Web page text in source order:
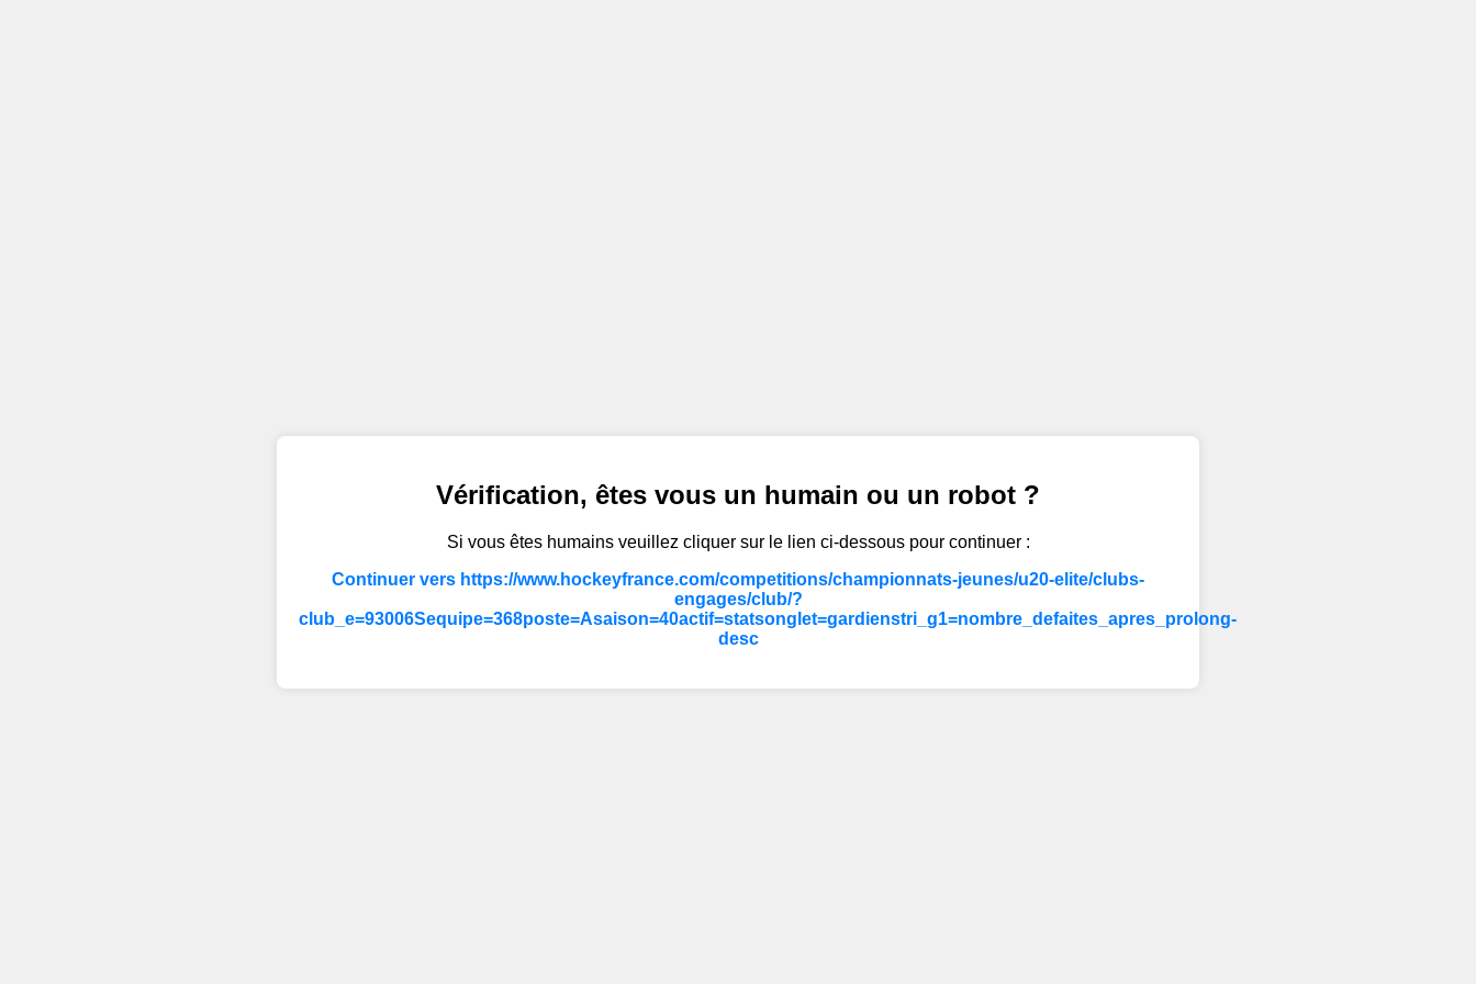
Vérification, êtes vous un humain ou un robot ?
Si vous êtes humains veuillez cliquer sur le lien ci-dessous pour continuer :
Continuer vers https://www.hockeyfrance.com/competitions/championnats-jeunes/u20-elite/clubs-
engages/club/?
club_e=93006Sequipe=368poste=Asaison=40actif=statsonglet=gardienstri_g1=nombre_defaites_apres_prolong-
desc